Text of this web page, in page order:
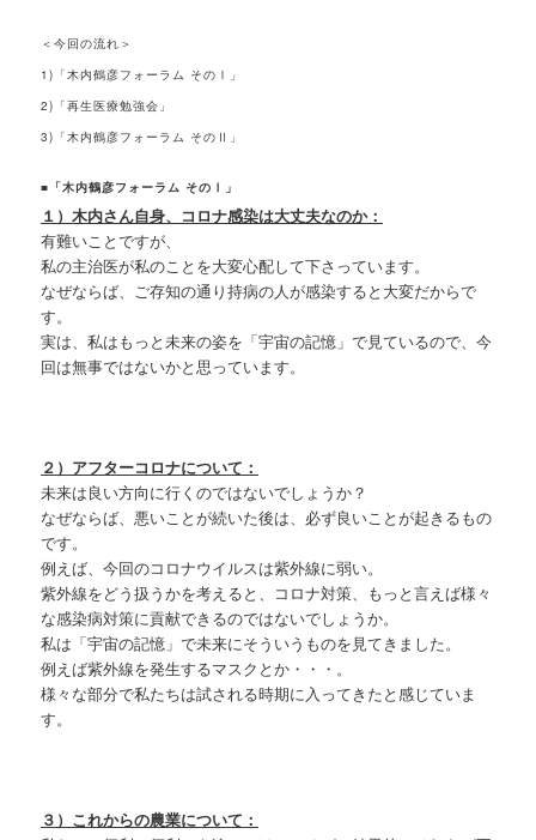
＜今回の流れ＞
1)「木内鶴彦フォーラム そのⅠ」
2)「再生医療勉強会」
3)「木内鶴彦フォーラム そのⅡ」
■「木内鶴彦フォーラム そのⅠ」
１）木内さん自身、コロナ感染は大丈夫なのか：
有難いことですが、
私の主治医が私のことを大変心配して下さっています。
なぜならば、ご存知の通り持病の人が感染すると大変だからで
す。
実は、私はもっと未来の姿を「宇宙の記憶」で見ているので、今
回は無事ではないかと思っています。
２）アフターコロナについて：
未来は良い方向に行くのではないでしょうか？
なぜならば、悪いことが続いた後は、必ず良いことが起きるもの
です。
例えば、今回のコロナウイルスは紫外線に弱い。
紫外線をどう扱うかを考えると、コロナ対策、もっと言えば様々
な感染病対策に貢献できるのではないでしょうか。
私は「宇宙の記憶」で未来にそういうものを見てきました。
例えば紫外線を発生するマスクとか・・・。
様々な部分で私たちは試される時期に入ってきたと感じていま
す。
３）これからの農業について：